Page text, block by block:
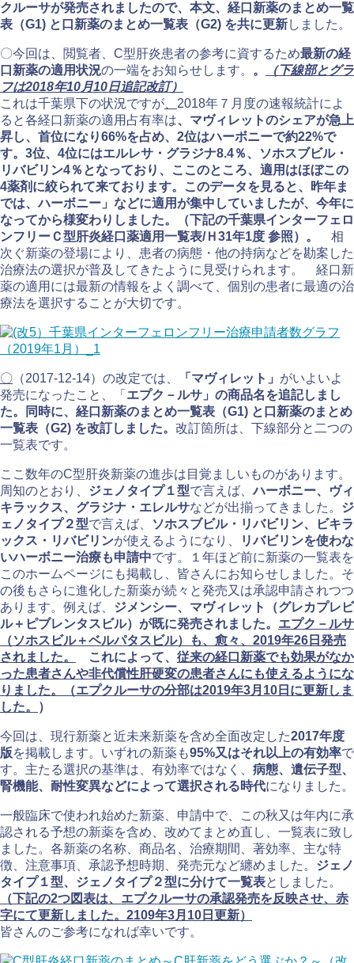
クルーサが発売されましたので、本文、経口新薬のまとめ一覧
表（G1) と口新薬のまとめ一覧表（G2) を共に更新しました。
〇今回は、閲覧者、C型肝炎患者の参考に資するため最新の経
口新薬の適用状況の一端をお知らせします。 。
（下線部とグラ
フは2018年10月10日追記改訂）
これは千葉県下の状況ですが、 2018年７月度の速報統計によ
ると各経口新薬の適用占有率は、マヴィレットのシェアが急上
昇し、首位になり66%を占め、2位はハーボニーで約22%で
す。3位、4位にはエルレサ・グラジナ8.4％、ソホスブビル・
リバビリン4％となっており、ここのところ、適用はほぼこの
4薬剤に絞られて来ております。このデータを見ると、昨年ま
では、ハーボニー」などに適用が集中していましたが、今年に
なってから様変わりしました。（下記の千葉県インターフェロ
ンフリーＣ型肝炎経口薬適用一覧表/Ｈ31年1度 参照） 。 相
次ぐ新薬の登場により、患者の病態・他の持病などを勘案した
治療法の選択が普及してきたように見受けられます。 経口新
薬の適用には最新の情報をよく調べて、個別の患者に最適の治
療法を選択することが大切です。
〇 （2017-12-14）の改定では、 「マヴィレット」 がいよいよ
発売になったこと、「 エプク－ルサ」の商品名を追記しまし
た。
同時に、経口新薬のまとめ一覧表（G1) と口新薬のまとめ
一覧表（G2) を改訂しました。 改訂箇所は、下線部分と二つの
一覧表です。
ここ数年のC型肝炎新薬の進歩は目覚ましいものがあります。
周知のとおり、 ジェノタイプ１型で言えば、ハーボニー、ヴィ
キラックス、グラジナ・エレルサなどが出揃ってきました。 ジ
ェノタイプ２型で言えば、
ソホスブビル・リバビリン、ビキラ
ックス・リバビリンが使えるようになり、
リバビリンを使わな
いハーボニー治療も申請中です。１年ほど前に新薬の一覧表を
このホームページにも掲載し、皆さんにお知らせしました。そ
の後もさらに進化した新薬が続々と発売又は承認申請されつつ
あります。例えば、 ジメンシー、マヴィレット（グレカプレビ
ル＋ピブレンタスビル）が既に発売されました。 エプク－ルサ
（ソホスビル＋ベルパタスビル）も、愈々、2019年26日発売
されました。
これによって、 従来の経口新薬でも効果がなか
った患者さんや非代償性肝硬変の患者さんにも使えるようにな
りました。（エプクルーサの分部は2019年3月10日に更新しま
した。
）
今回は、現行新薬と近未来新薬を含め全面改定した2017年度
版を掲載します。いずれの新薬も95%又はそれ以上の有効率で
す。主たる選択の基準は、有効率ではなく、 病態、遺伝子型、
腎機能、耐性変異などによって選択される時代になりました。
一般臨床で使われ始めた新薬、申請中で、この秋又は年内に承
認される予想の新薬を含め、改めてまとめ直し、一覧表に致し
ました。各新薬の名称、商品名、治療期間、著効率、主な特
徴、注意事項、承認予想時期、発売元など纏めました。 ジェノ
タイプ１型、ジェノタイプ２型に分けて一覧表としました。
（下記の2つ図表は、エプクルーサの承認発売を反映させ、赤
字にて更新しました。2109年3月10日更新）
皆さんのご参考になれば幸いです。